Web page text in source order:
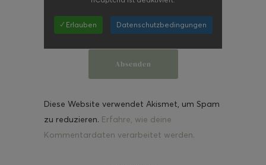
✓ Erlauben Datenschutzbedingungen
Diese Website verwendet Akismet, um Spam
zu reduzieren. Erfahre, wie deine
Kommentardaten verarbeitet werden.